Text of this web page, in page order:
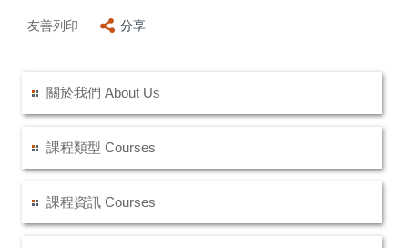
友善列印 分享
關於我們 About Us
課程類型 Courses
課程資訊 Courses